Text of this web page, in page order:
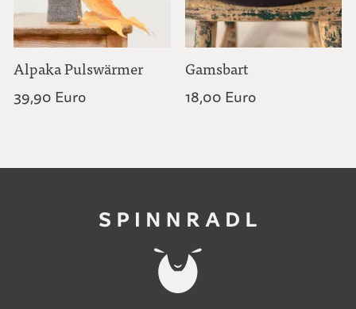
Alpaka Pulswärmer
39,90 Euro
Gamsbart
18,00 Euro